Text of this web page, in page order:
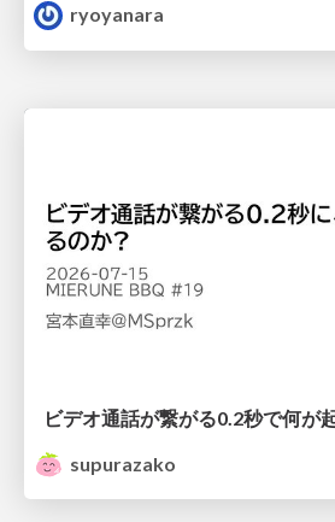
ryoyanara
ビデオ通話が繋がる0.2秒で何が
supurazako